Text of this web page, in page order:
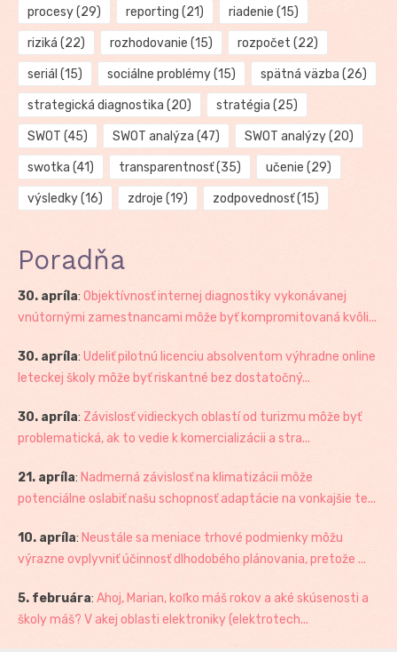
procesy(29) reporting (21) riadenie (15)
riziká (22) rozhodovanie (15) rozpočet (22)
seriál (15) sociálne problémy(15) spätná väzba (26)
strategická diagnostika (20) stratégia (25)
SWOT (45) SWOT analýza (47) SWOT analýzy(20)
swotka (41) transparentnosť(35) učenie (29)
výsledky(16) zdroje (19) zodpovednosť(15)
Poradňa
30. apríla: Objektívnosť internej diagnostiky vykonávanej
vnútornými zamestnancami môže byť kompromitovaná kvôli...
30. apríla: Udeliť pilotnú licenciu absolventom výhradne online
leteckej školy môže byť riskantné bez dostatočný...
30. apríla: Závislosť vidieckych oblastí od turizmu môže byť
problematická, ak to vedie k komercializácii a stra...
21. apríla: Nadmerná závislosť na klimatizácii môže
potenciálne oslabiť našu schopnosť adaptácie na vonkajšie te...
10. apríla: Neustále sa meniace trhové podmienky môžu
výrazne ovplyvniť účinnosť dlhodobého plánovania, pretože ...
5. februára: Ahoj, Marian, koľko máš rokov a aké skúsenosti a
školy máš? V akej oblasti elektroniky (elektrotech...